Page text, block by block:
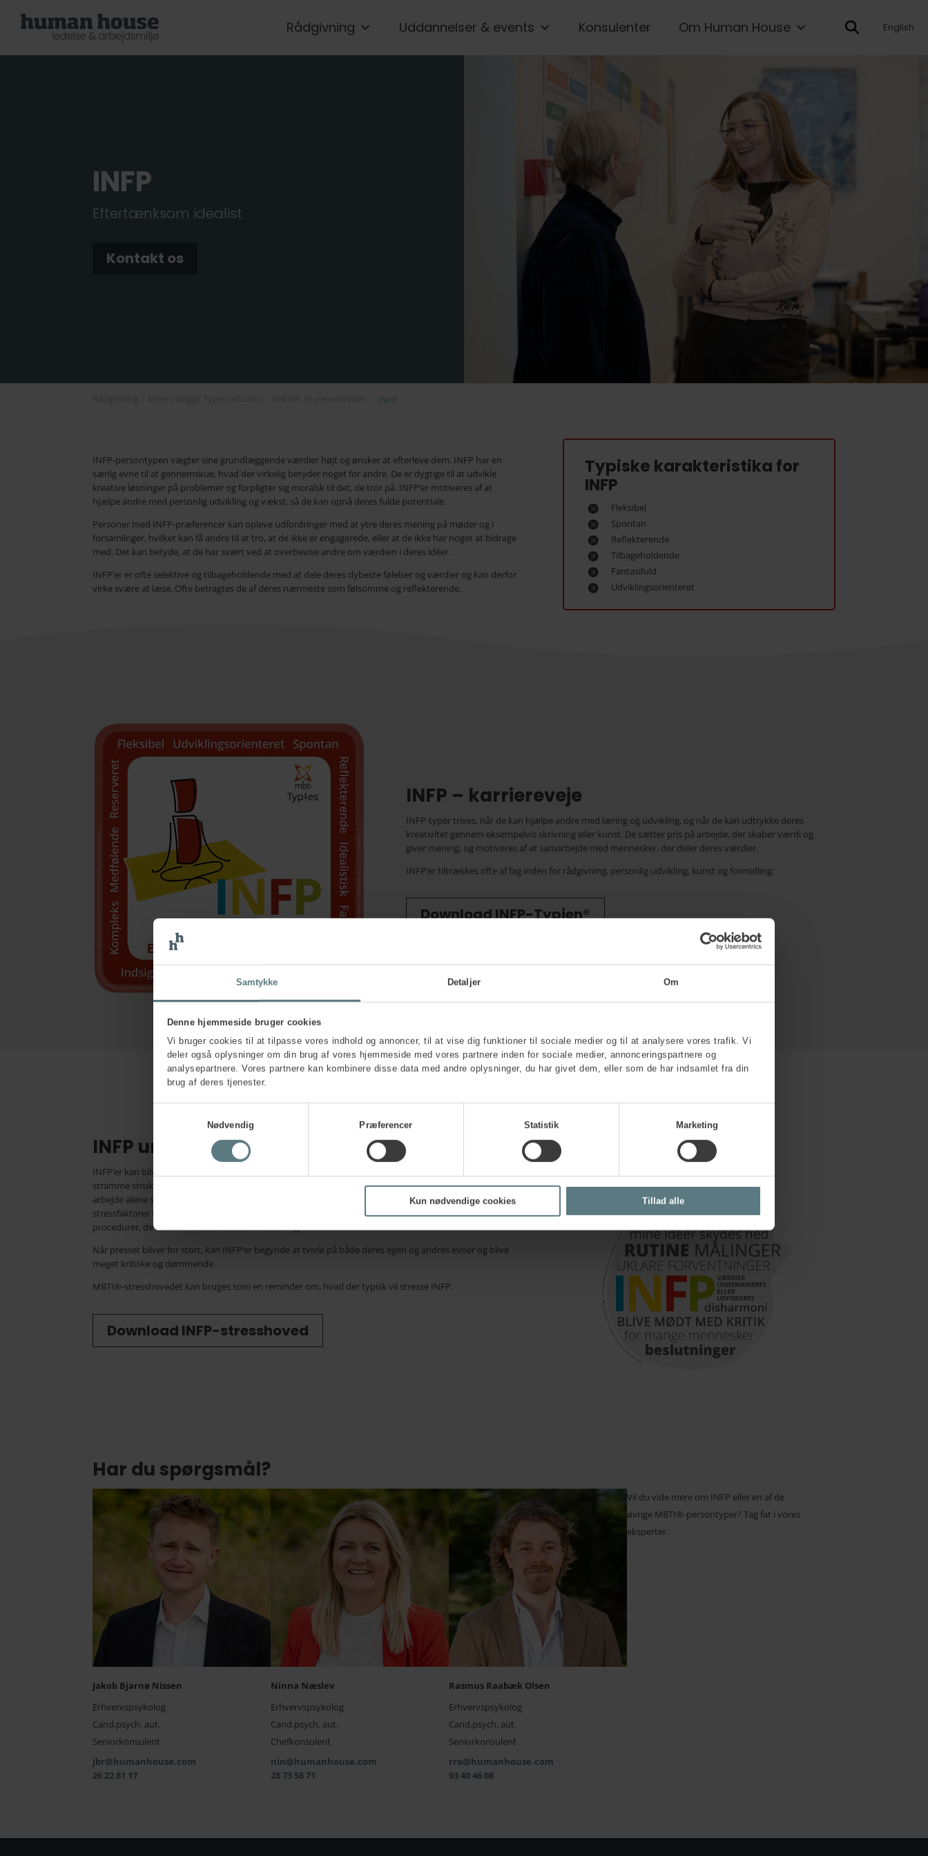
Samtykke Detaljer Om
Denne hjemmeside bruger cookies
Vi bruger cookies til at tilpasse vores indhold og annoncer, til at vise dig funktioner til sociale medier og til at analysere vores trafik. Vi
deler også oplysninger om din brug af vores hjemmeside med vores partnere inden for sociale medier, annonceringspartnere og
analysepartnere. Vores partnere kan kombinere disse data med andre oplysninger, du har givet dem, eller som de har indsamlet fra din
brug af deres tjenester.
Nødvendig
Præferencer Statistik Marketing
Kun nødvendige cookies Tillad alle
Rådgivning Uddannelser & events Konsulenter Om Human House English
INFP
Eftertænksom idealist
Kontakt os
INFP
INFP-persontypen vægter sine grundlæggende værdier højt og ønsker at efterleve dem. INFP har en
særlig evne til at gennemskue, hvad der virkelig betyder noget for andre. De er dygtige til at udvikle
kreative løsninger på problemer og forpligter sig moralsk til det, de tror på. INFP’er motiveres af at
hjælpe andre med personlig udvikling og vækst, så de kan opnå deres fulde potentiale.
Personer med INFP-præferencer kan opleve udfordringer med at ytre deres mening på møder og i
forsamlinger, hvilket kan få andre til at tro, at de ikke er engagerede, eller at de ikke har noget at bidrage
med. Det kan betyde, at de har svært ved at overbevise andre om værdien i deres idéer.
INFP’er er ofte selektive og tilbageholdende med at dele deres dybeste følelser og værdier og kan derfor
virke svære at læse. Ofte betragtes de af deres nærmeste som følsomme og reflekterende.
Typiske karakteristika for
INFP
Fleksibel
Spontan
Reflekterende
Tilbageholdende
Fantasifuld
Udviklingsorienteret
INFP – karriereveje
INFP-typer trives, når de kan hjælpe andre med læring og udvikling, og når de kan udtrykke deres
kreativitet gennem eksempelvis skrivning eller kunst. De sætter pris på arbejde, der skaber værdi og
giver mening, og motiveres af at samarbejde med mennesker, der deler deres værdier.
INFP’er tiltrækkes ofte af fag inden for rådgivning, personlig udvikling, kunst og formidling.
Download INFP-Typien®
INFP under pres
INFP’er kan blive stressede, når de har mange opgaver og roller på samme tid eller skal arbejde under
stramme strukturer og tidspres. Konflikter og fjendtlig stemning på arbejdspladsen, for lidt tid til at
arbejde alene samt mødet med kontrollerende, krævende eller konfronterende personer kan også være
stressfaktorer for dem. Derudover kan et politisk klima, hvor de forventes at tilpasse sig værdier eller
procedurer, de ikke kan stå inde for, skabe ubehag.
Når presset bliver for stort, kan INFP’er begynde at tvivle på både deres egen og andres evner og blive
meget kritiske og dømmende.
MBTI®-stresshovedet kan bruges som en reminder om, hvad der typisk vil stresse INFP.
Download INFP-stresshoved
Har du spørgsmål?
Jakob Bjarnø Nissen
Erhvervspsykolog
Cand.psych. aut.
Seniorkonsulent
jbr@humanhouse.com
26 22 81 17
Ninna Næslev
Erhvervspsykolog
Cand.psych. aut.
Chefkonsulent
nin@humanhouse.com
28 73 58 71
Rasmus Raabæk Olsen
Erhvervspsykolog
Cand.psych. aut.
Seniorkonsulent
rro@humanhouse.com
93 40 46 08
Vil du vide mere om INFP eller en af de
øvrige MBTI®-persontyper? Tag fat i vores
eksperter.